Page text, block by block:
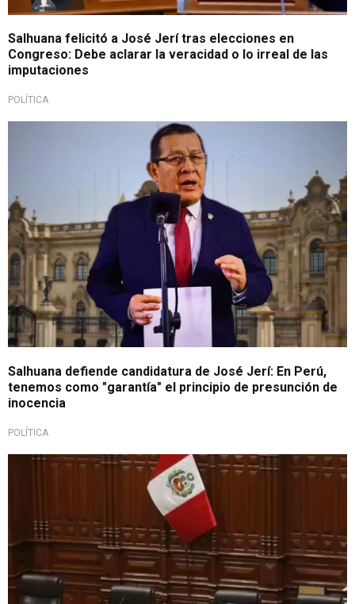
Salhuana felicitó a José Jerí tras elecciones en
Congreso: Debe aclarar la veracidad o lo irreal de las
imputaciones
POLÍTICA
Salhuana defiende candidatura de José Jerí: En Perú,
tenemos como "garantía" el principio de presunción de
inocencia
POLÍTICA
Para el 26 de julio